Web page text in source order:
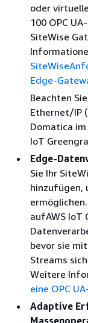
oder
100 OPC
SiteWise
Edge-
Beachten
Ethernet/IP
Domatica
IoT
Edge-
Sie Ihr
hinzufügen,
aufAWS IoT
bevor sie
Streams
Weitere
eine OPC
Adaptive